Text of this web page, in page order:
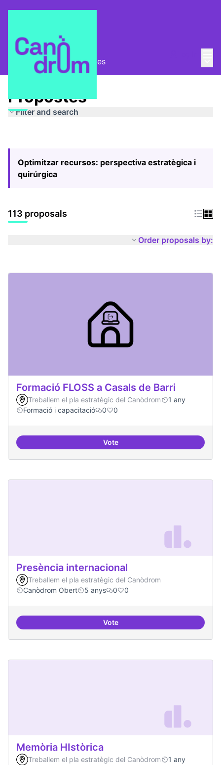
Pla Estratègic Propostes
Propostes
Filter and search
Optimitzar recursos: perspectiva estratègica i
quirúrgica
113 proposals
Order proposals by:
Formació FLOSS a Casals de Barri
Treballem el pla estratègic del Canòdrom
1 any
Formació i capacitació
0 0
VoteFormació FLOSS a Casals de
Presència internacional
Treballem el pla estratègic del Canòdrom
Canòdrom Obert
5 anys 0 0
VotePresència internacional
Memòria HIstòrica
Treballem el pla estratègic del Canòdrom
1 any